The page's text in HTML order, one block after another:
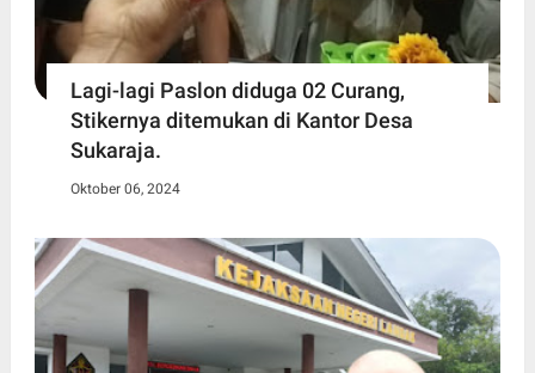
Lagi-lagi Paslon diduga 02 Curang,
Stikernya ditemukan di Kantor Desa
Sukaraja.
Oktober 06, 2024